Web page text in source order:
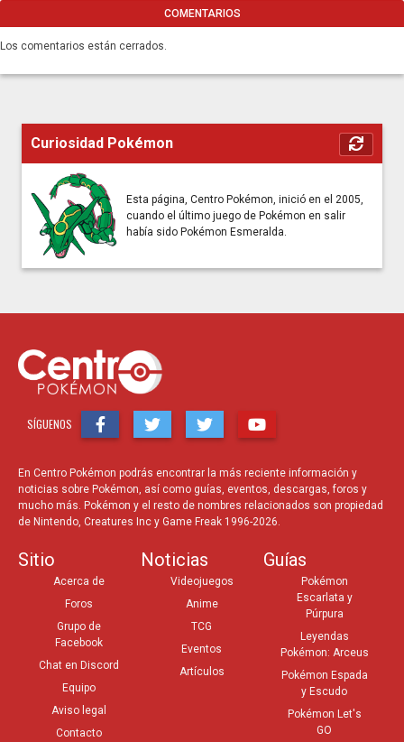
COMENTARIOS
Los comentarios están cerrados.
Curiosidad Pokémon
Esta página, Centro Pokémon, inició en el 2005,
cuando el último juego de Pokémon en salir
había sido Pokémon Esmeralda.
SÍGUENOS
En Centro Pokémon podrás encontrar la más reciente información y
noticias sobre Pokémon, así como guías, eventos, descargas, foros y
mucho más. Pokémon y el resto de nombres relacionados son propiedad
de Nintendo, Creatures Inc y Game Freak 1996-2026.
Sitio
Acerca de
Foros
Grupo de
Facebook
Chat en Discord
Equipo
Aviso legal
Contacto
Noticias
Videojuegos
Anime
TCG
Eventos
Artículos
Guías
Pokémon
Escarlata y
Púrpura
Leyendas
Pokémon: Arceus
Pokémon Espada
y Escudo
Pokémon Let's
GO